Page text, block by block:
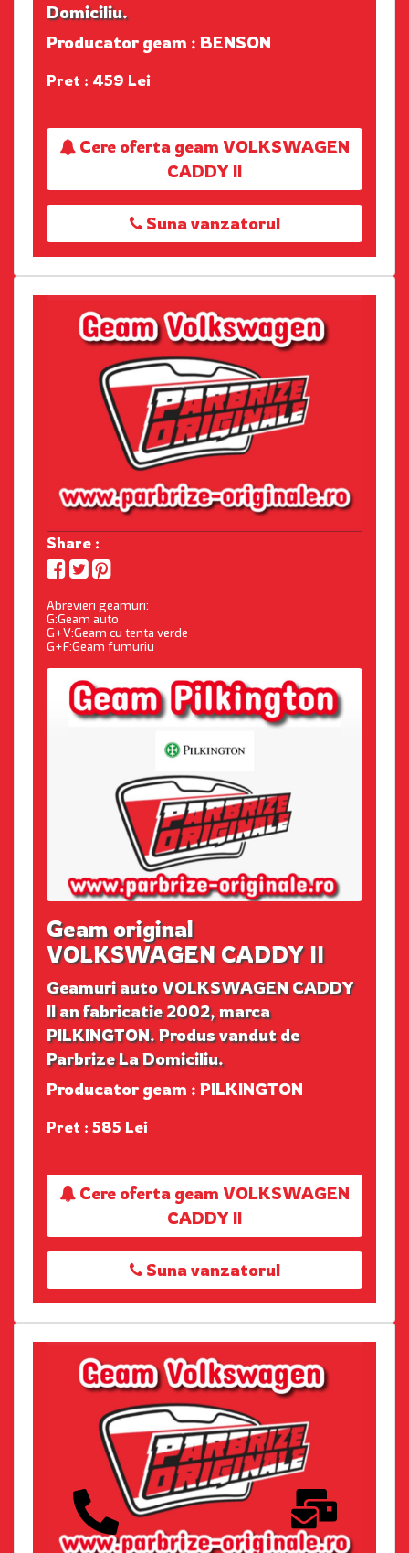
Domiciliu.
Producator geam : BENSON
Pret : 459 Lei
Cere oferta geam VOLKSWAGEN
CADDY II
Suna vanzatorul
Share :
Abrevieri geamuri:
G:Geam auto
G+V:Geam cu tenta verde
G+F:Geam fumuriu
Geam original
VOLKSWAGEN CADDY II
Geamuri auto VOLKSWAGEN CADDY
II an fabricatie 2002, marca
PILKINGTON. Produs vandut de
Parbrize La Domiciliu.
Producator geam : PILKINGTON
Pret : 585 Lei
Cere oferta geam VOLKSWAGEN
CADDY II
Suna vanzatorul